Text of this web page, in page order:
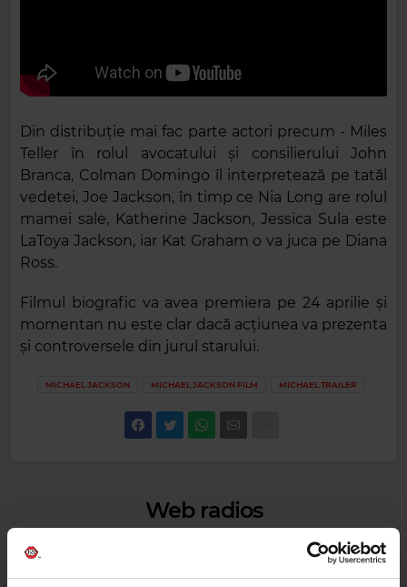
Din distribuție mai fac parte actori precum - Miles
Teller în rolul avocatului și consilierului John
Branca, Colman Domingo îl interpretează pe tatăl
vedetei, Joe Jackson, în timp ce Nia Long are rolul
mamei sale, Katherine Jackson, Jessica Sula este
LaToya Jackson, iar Kat Graham o va juca pe Diana
Ross.
Filmul biografic va avea premiera pe 24 aprilie și
momentan nu este clar dacă acțiunea va prezenta
și controversele din jurul starului.
MICHAEL JACKSON MICHAEL JACKSON FILM MICHAEL TRAILER
Web radios